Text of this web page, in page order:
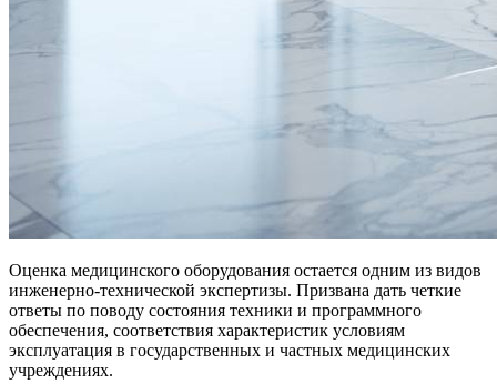
Оценка медицинского оборудования остается одним из видов
инженерно-технической экспертизы. Призвана дать четкие
ответы по поводу состояния техники и программного
обеспечения, соответствия характеристик условиям
эксплуатация в государственных и частных медицинских
учреждениях.